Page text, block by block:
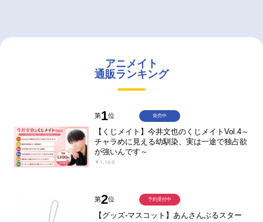
アニメイト
通販ランキング
第1位
【くじメイト】今井文也のくじメイトVol.4～
チャラめに見える幼馴染、実は一途で独占欲
が強いんです～
￥1,100
発売中
第2位
【グッズ-マスコット】あんさんぶるスター
予約受付中